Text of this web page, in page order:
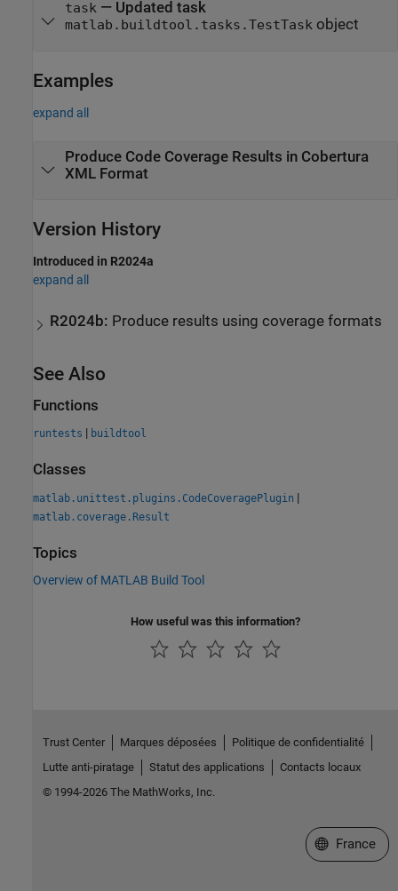
task— Updated task
matlab.buildtool.tasks.TestTaskobject
Examples
expand all
Produce Code Coverage Results in Cobertura
XML Format
Version History
Introduced in R2024a
expand all
R2024b: Produce results using coverage formats
See Also
Functions
runtests | buildtool
Classes
matlab.unittest.plugins.CodeCoveragePlugin |
matlab.coverage.Result
Topics
Overview of MATLAB Build Tool
How useful was this information?
Trust Center Marques déposées
Politique de confidentialité
Lutte anti-piratage
Statut des applications
Contacts locaux
© 1994-2026 The MathWorks, Inc.
Sélectionner
France